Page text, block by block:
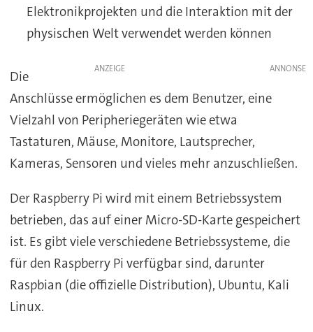
Elektronikprojekten und die Interaktion mit der
physischen Welt verwendet werden können
ANZEIGE
Die
Anschlüsse ermöglichen es dem Benutzer, eine
Vielzahl von Peripheriegeräten wie etwa
Tastaturen, Mäuse, Monitore, Lautsprecher,
Kameras, Sensoren und vieles mehr anzuschließen.
Der Raspberry Pi wird mit einem Betriebssystem
betrieben, das auf einer Micro-SD-Karte gespeichert
ist. Es gibt viele verschiedene Betriebssysteme, die
für den Raspberry Pi verfügbar sind, darunter
Raspbian (die offizielle Distribution), Ubuntu, Kali
Linux.